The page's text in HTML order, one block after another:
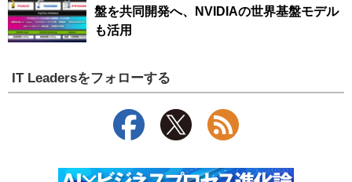
盤を共同開発へ、NVIDIAの世界基盤モデル
も活用
IT Leadersをフォローする